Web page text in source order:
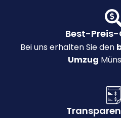
Best-
Bei uns erhalten Sie den
Umzug